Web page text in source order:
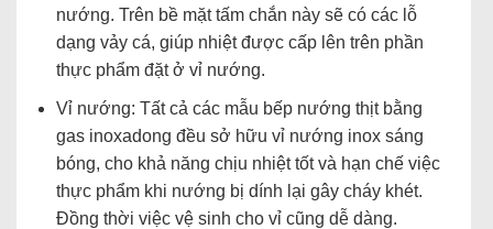
nướng. Trên bề mặt tấm chắn này sẽ có các lỗ
dạng vảy cá, giúp nhiệt được cấp lên trên phần
thực phẩm đặt ở vỉ nướng.
Vỉ nướng: Tất cả các mẫu bếp nướng thịt bằng
gas inoxadong đều sở hữu vỉ nướng inox sáng
bóng, cho khả năng chịu nhiệt tốt và hạn chế việc
thực phẩm khi nướng bị dính lại gây cháy khét.
Đồng thời việc vệ sinh cho vỉ cũng dễ dàng.